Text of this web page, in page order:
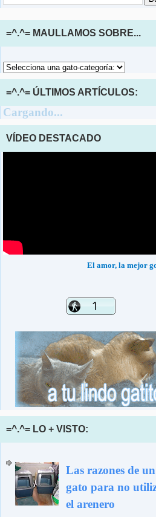
=^.^= MAULLAMOS SOBRE...
=^.^= ÚLTIMOS ARTÍCULOS:
Cargando...
VÍDEO DESTACADO
El amor, la mejor
=^.^= LO + VISTO:
Las razones de un
gato para no
el arenero